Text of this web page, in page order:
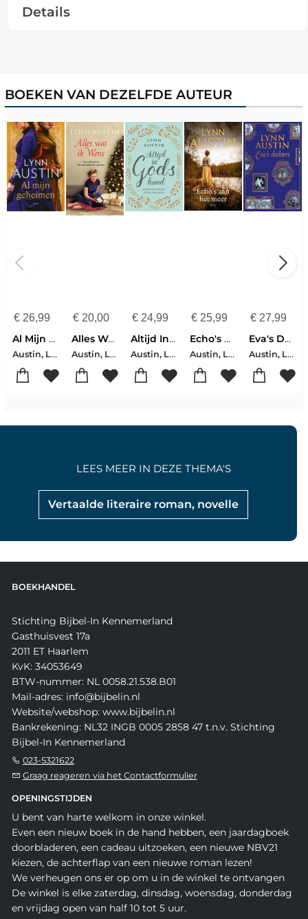
Details
BOEKEN VAN DEZELFDE AUTEUR
€26,99
Al Mijn Geheimen
Austin, Lynn
€20,00
Alles Wat Ik Wens
Austin, Lynn
€ 24,99
Altijd In Gods Hand
Austin, Lynn
€ 25,99
Echo's Aan Het Meer
Austin, Lynn
€ 27,99
Eva's Dochters
Austin, Lynn
Vertaalde literaire roman, novelle
LEES MEER IN DEZE THEMA'S
BOEKHANDEL
Stichting Bijbel-In Kennemerland
Gasthuisvest 17a
2011 ET Haarlem
KvK: 34053649
BTW-nummer: NL 0058.21.538.B01
Mail-adres: info@bijbelin.nl
Website/webshop: www.bijbelin.nl
Bankrekening: NL32 INGB 0005 2858 47 t.n.v. Stichting
Bijbel-In Kennemerland
023-5321622
Graag reageren via het Contactformulier
OPENINGSTIJDEN
U bent van harte welkom in onze winkel.
Even een nieuw boek in de hand hebben, een jaardagboek
doorbladeren, een cadeau uitzoeken, een nieuwe NBV21
kiezen, de achterflap van een nieuwe roman lezen!
We verheugen ons er op om u in de winkel te ontvangen
De winkel is elke zaterdag, dinsdag, woensdag, donderdag
en vrijdag open van half 10 tot 5 uur.